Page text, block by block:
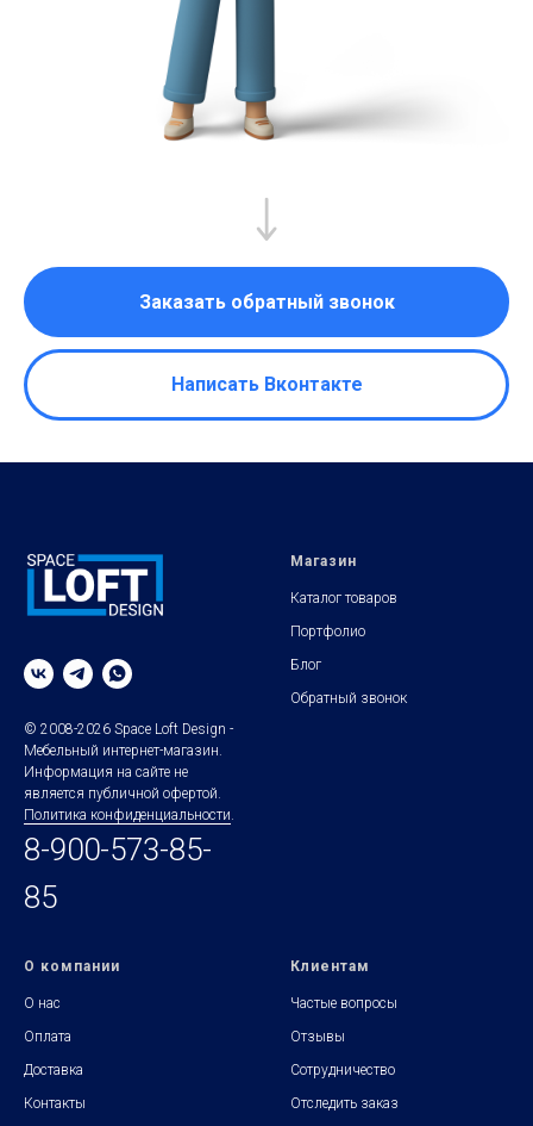
Заказать обратный звонок
Написать Вконтакте
© 2008-2026 Space Loft Design -
Мебельный интернет-магазин.
Информация на сайте не
является публичной офертой.
Политика конфиденциальности
8-900-573-85-
85
Магазин
Каталог товаров
Портфолио
Блог
Обратный звонок
О компании
О нас
Оплата
Доставка
Контакты
Клиентам
Частые вопросы
Отзывы
Сотрудничество
Отследить заказ